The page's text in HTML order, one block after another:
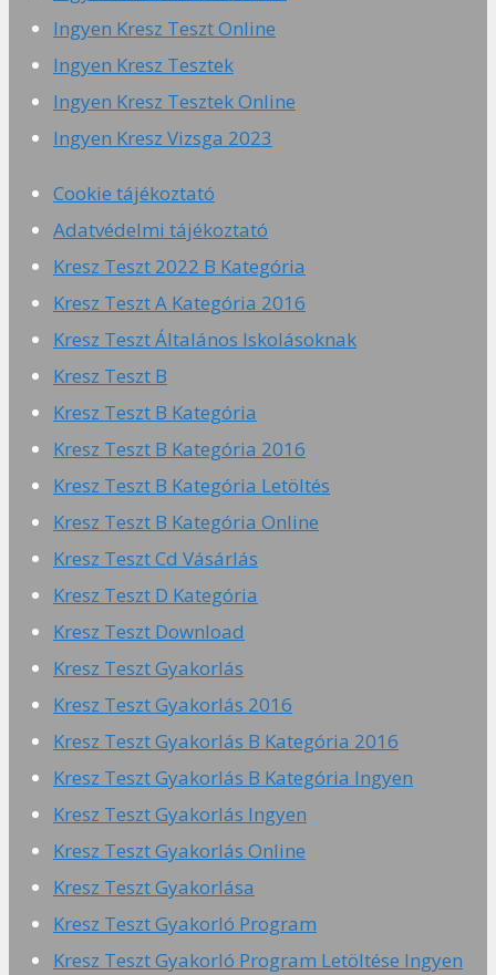
Ingyen Kresz Teszt Online
Ingyen Kresz Tesztek
Ingyen Kresz Tesztek Online
Ingyen Kresz Vizsga 2023
Cookie tájékoztató
Adatvédelmi tájékoztató
Kresz Teszt 2022 B Kategória
Kresz Teszt A Kategória 2016
Kresz Teszt Általános Iskolásoknak
Kresz Teszt B
Kresz Teszt B Kategória
Kresz Teszt B Kategória 2016
Kresz Teszt B Kategória Letöltés
Kresz Teszt B Kategória Online
Kresz Teszt Cd Vásárlás
Kresz Teszt D Kategória
Kresz Teszt Download
Kresz Teszt Gyakorlás
Kresz Teszt Gyakorlás 2016
Kresz Teszt Gyakorlás B Kategória 2016
Kresz Teszt Gyakorlás B Kategória Ingyen
Kresz Teszt Gyakorlás Ingyen
Kresz Teszt Gyakorlás Online
Kresz Teszt Gyakorlása
Kresz Teszt Gyakorló Program
Kresz Teszt Gyakorló Program Letöltése Ingyen